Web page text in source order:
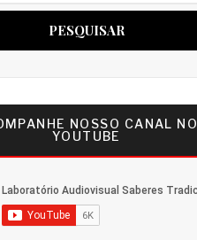
NOSSO CANAL NO
YOUTUBE